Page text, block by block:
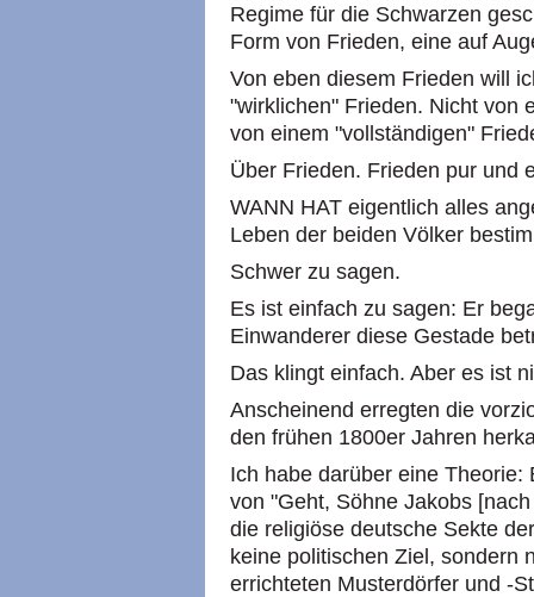
Regime für die Schwarzen
Form von Frieden, eine auf
Von eben diesem Frieden will
"wirklichen" Frieden. Nicht von
von einem "vollständigen"
Über Frieden. Frieden pur und
WANN HAT eigentlich alles
Leben der beiden Völker
Schwer zu sagen.
Es ist einfach zu sagen: Er
Einwanderer diese Gestade
Das klingt einfach. Aber es ist
Anscheinend erregten die
den frühen 1800er Jahren
Ich habe darüber eine
von "Geht, Söhne Jakobs
die religiöse deutsche Sekte
keine politischen Ziel, sondern
errichteten Musterdörfer und -